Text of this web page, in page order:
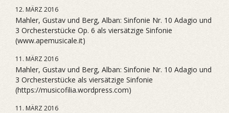
12. MÄRZ 2016
Mahler, Gustav und Berg, Alban: Sinfonie Nr. 10 Adagio und
3 Orchesterstücke Op. 6 als viersätzige Sinfonie
(www.apemusicale.it)
11. MÄRZ 2016
Mahler, Gustav und Berg, Alban: Sinfonie Nr. 10 Adagio und
3 Orchesterstücke als viersätzige Sinfonie
(https://musicofilia.wordpress.com)
11. MÄRZ 2016